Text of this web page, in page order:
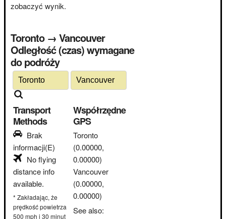
zobaczyć wynik.
Toronto → Vancouver
Odległość (czas) wymagane
do podróży
Transport
Methods
Brak
informacji(E)
No flying
distance info
available.
* Zakładając, że
prędkość powietrza
500 mph i 30 minut
Współrzędne
GPS
Toronto
(0.00000,
0.00000)
Vancouver
(0.00000,
0.00000)
See also: